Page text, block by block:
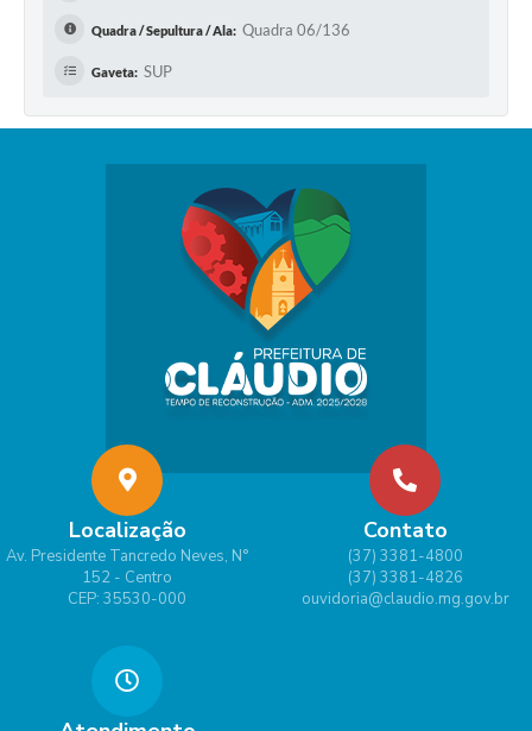
Quadra / Sepultura / Ala: Quadra 06/136
Gaveta: SUP
Localização
Av. Presidente Tancredo Neves, N°
152 - Centro
CEP: 35530-000
Contato
(37) 3381-4800
(37) 3381-4826
ouvidoria@claudio.mg.gov.br